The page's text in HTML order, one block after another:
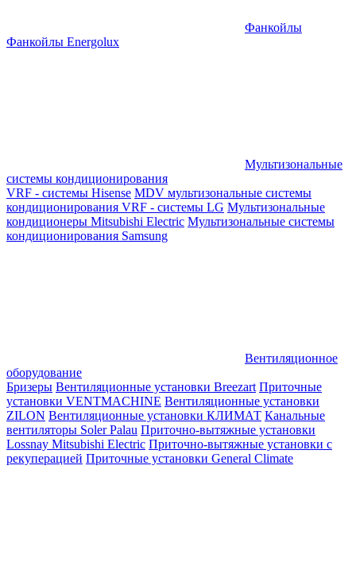
Фанкойлы
Фанкойлы Energolux
Мультизональные
системы кондиционирования
VRF - системы Hisense MDV мультизональные системы
кондиционирования VRF - системы LG Мультизональные
кондиционеры Mitsubishi Electric Мультизональные системы
кондиционирования Samsung
Вентиляционное
оборудование
Бризеры Вентиляционные установки Breezart Приточные
установки VENTMACHINE Вентиляционные установки
ZILON Вентиляционные установки КЛИМАТ Канальные
вентиляторы Soler Palau Приточно-вытяжные установки
Lossnay Mitsubishi Electric Приточно-вытяжные установки с
рекуперацией Приточные установки General Climate